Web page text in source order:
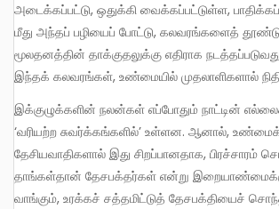
அடைக்கப்பட்டு, ஒதுக்கி வைக்கப்பட்டுள்ள,
மீது அந்தப் பழியைப் போட்டு, கலவரங்களைத்
மூலதனத்தின் தாக்குதலுக்கு எதிராக
இந்தக் கலவரங்கள், உண்மையில் முதலாளிகளால்
இக்குழுக்களின் நலன்கள் எப்போதும் நாட்டின் எல்லைக்கு அப்பால்
‘வரியற்ற சுவர்க்கங்களில்’ உள்ளன. ஆனால்,
தேசியவாதிகளால் இது சிறப்பானதாக, பிரச்சாரம்
தாங்கள்தான் தேசபக்தர்கள் என்று
வாங்கும், உரக்கச் சத்தமிட்டுத் தேசபக்தியைச்